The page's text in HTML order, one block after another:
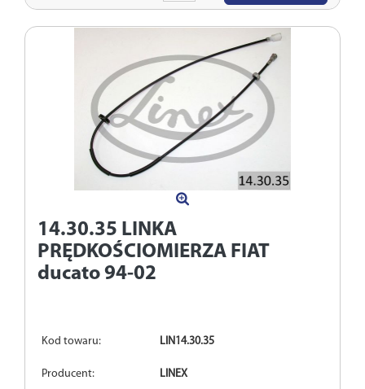
14.30.35 LINKA
PRĘDKOŚCIOMIERZA FIAT
ducato 94-02
Kod towaru: LIN14.30.35
Producent: LINEX